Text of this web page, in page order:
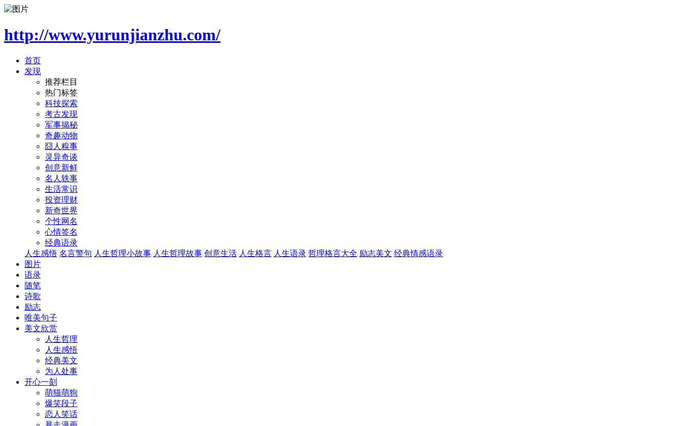
http://www.yurunjianzhu.com/
首页
发现
推荐栏目
热门标签
科技探索
考古发现
军事揭秘
奇趣动物
囧人糗事
灵异奇谈
创意新鲜
名人轶事
生活常识
投资理财
新奇世界
个性网名
心情签名
经典语录
人生感悟 名言警句 人生哲理小故事 人生哲理故事 创意生活 人生格言 人生语录 哲理格言大全 励志美文 经典情感语录
图片
语录
随笔
诗歌
励志
唯美句子
美文欣赏
人生哲理
人生感悟
经典美文
为人处事
开心一刻
萌猫萌狗
爆笑段子
恋人笑话